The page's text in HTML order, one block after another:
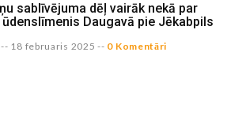
sablīvējuma dēļ vairāk nekā par
Daugavā pie Jēkabpils
18 februaris 2025 -- 0 Komentāri